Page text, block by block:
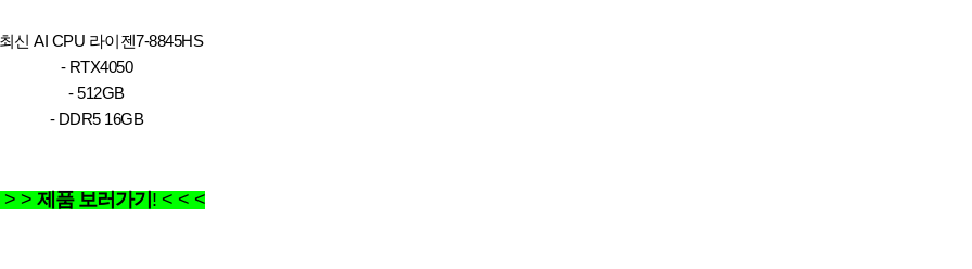
신 AI CPU 라이젠7-8845HS
- RTX4050
- 512GB
- DDR5 16GB
> > 제품 보러가기 ! < < <